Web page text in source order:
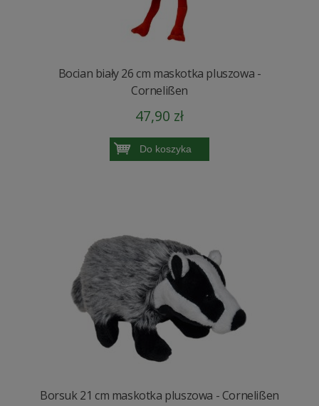
Bocian biały 26 cm maskotka pluszowa -
Cornelißen
47,90 zł
Do koszyka
Borsuk 21 cm maskotka pluszowa - Cornelißen